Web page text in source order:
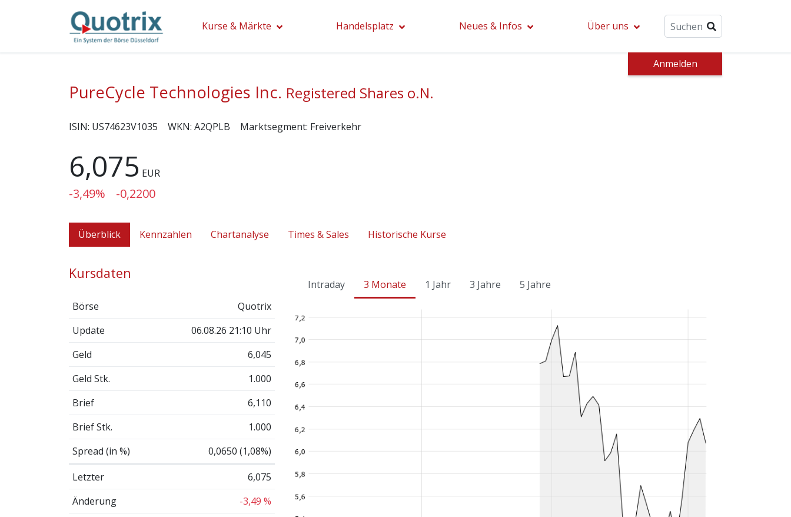
Kurse & Märkte Handelsplatz Neues & Infos Über uns
Anmelden
PureCycle Technologies Inc. Registered Shares o.N.
ISIN: US74623V1035 WKN: A2QPLB Marktsegment: Freiverkehr
6,075 EUR
-3,49% -0,2200
Überblick Kennzahlen Chartanalyse Times & Sales Historische Kurse
Kursdaten
Börse
Quotrix
Update
06.08.26 21:10 Uhr
Geld
6,045
Geld Stk.
1.000
Brief
6,110
Brief Stk.
1.000
Spread (in %)
0,0650 (1,08%)
Letzter
6,075
Änderung
-3,49 %
Intraday 3 Monate 1 Jahr 3 Jahre 5 Jahre